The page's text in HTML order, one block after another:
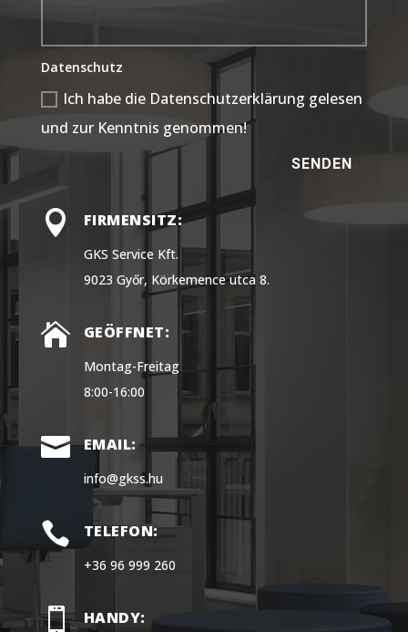
Datenschutz
Ich habe die Datenschutzerklärung gelesen
und zur Kenntnis genommen!
SENDEN
 FIRMENSITZ:
GKS Service Kft.
9023 Győr, Körkemence utca 8.
 GEÖFFNET:
Montag-Freitag
8:00-16:00
 EMAIL:
info@gkss.hu
 TELEFON:
+36 96 999 260
 HANDY: